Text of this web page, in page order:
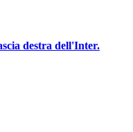
destra dell'Inter.